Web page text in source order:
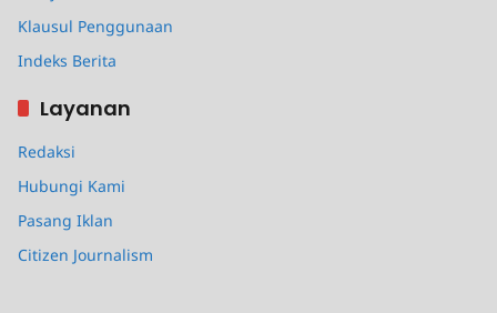
Klausul Penggunaan
Indeks Berita
Layanan
Redaksi
Hubungi Kami
Pasang Iklan
Citizen Journalism